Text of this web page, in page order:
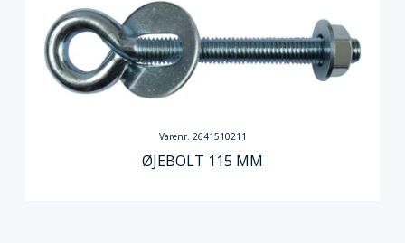
Varenr. 2641510211
ØJEBOLT 115 MM